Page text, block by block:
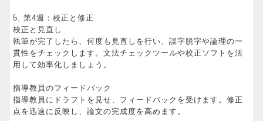
5. 第4週：校正と修正
校正と見直し
執筆が完了したら、何度も見直しを行い、誤字脱字や論理の一
貫性をチェックします。文法チェックツールや校正ソフトを活
用して効率化しましょう。
指導教員のフィードバック
指導教員にドラフトを見せ、フィードバックを受けます。修正
点を迅速に反映し、論文の完成度を高めます。